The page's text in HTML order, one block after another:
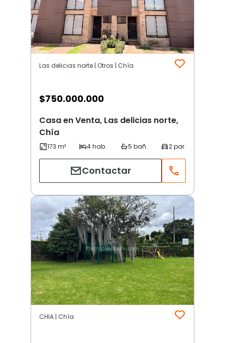
Las delicias norte | Otros | Chía
$750.000.000
Casa en Venta, Las delicias norte,
Chía
Contactar
CHIA | Chía